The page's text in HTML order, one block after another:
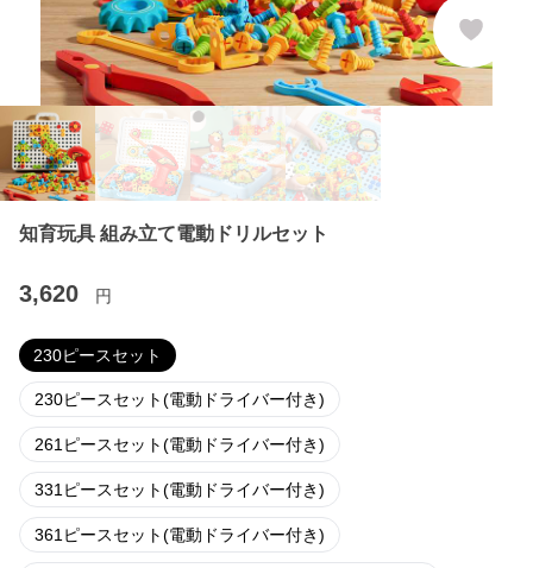
知育玩具 組み立て電動ドリルセット
3,620 円
230ピースセット
230ピースセット(電動ドライバー付き)
261ピースセット(電動ドライバー付き)
331ピースセット(電動ドライバー付き)
361ピースセット(電動ドライバー付き)